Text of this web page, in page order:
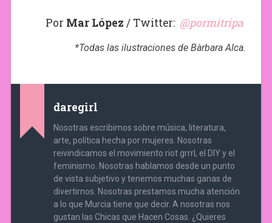
Por Mar López / Twitter: @pormitripa
*Todas las ilustraciones de Bàrbara Alca.
daregirl
Nosotras escribimos sobre música, literatura,
arte, política hecha por mujeres. Nosotras
reivindicamos el movimiento riot grrrl, el DIY y el
feminismo. Nosotras hablamos desde un punto
de vista subjetivo y tenemos muchas ganas de
divertirnos. Nosotras prestamos mucha atención
a lo que Murcia tiene que decir. A nosotras nos
gustan las Chicas que Hacen Cosas. ¿Quieres